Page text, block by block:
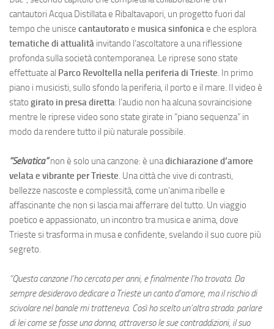
cantautori Acqua Distillata e Ribaltavapori, un progetto fuori dal
tempo che unisce cantautoratoe musica sinfonicae che esplora
tematiche di attualità invitando l’ascoltatore a una riflessione
profonda sulla società contemporanea. Le riprese sono state
effettuate al Parco Revoltella nella periferia di Trieste. In primo
piano i musicisti, sullo sfondo la periferia, il porto e il mare. Il video è
stato girato in presa diretta: l’audio non ha alcuna sovraincisione
mentre le riprese video sono state girate in “piano sequenza” in
modo da rendere tutto il più naturale possibile.
“Selvatica”non è solo una canzone: è unadichiarazione d’amore
velata e vibrante per Trieste. Una città che vive di contrasti,
bellezze nascoste e complessità, come un’anima ribelle e
affascinante che non si lascia mai afferrare del tutto. Un viaggio
poetico e appassionato, un incontro tra musica e anima, dove
Trieste si trasforma in musa e confidente, svelando il suo cuore più
segreto.
“Questa canzone l’ho cercata per anni, e finalmente l’ho trovata. Da
sempre desideravo dedicare a Trieste un canto d’amore, ma il rischio di
scivolare nel banale mi tratteneva. Così ho scelto un’altra strada: parlare
di lei come se fosse una donna, attraverso le sue contraddizioni, il suo